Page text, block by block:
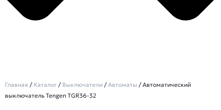
Главная / Каталог / Выключатели /Автоматы / Автоматический
выключатель Tengen TGR36-32